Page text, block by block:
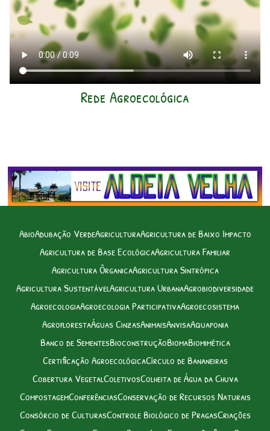
Rede Agroecológica
AbioAdubação VerdeAgriculturaAgricultura de Baixo Impacto
Agricultura de Base EcológicaAgricultura Familiar
Agricultura ÔrganicaAgricultura Sintrópica
Agricultura SustentávelAgricultura UrbanaAgrobiodiversidade
AgroecologiaAgroecologia ParticipativaAgroecosistema
AgroflorestaÁguas CinzasAnimaisAnvisaAquaponia
Banco de SementesBioconstruçãoBiomaBiomimética
Certificação AgroecológicaCírculo de Bananeiras
Cobertura VegetalColetivosColheita de Água da Chuva
CompostagemConferênciasConservação de Recursos Naturais
Consórcio de CulturasControle Biológico de PragasCriações